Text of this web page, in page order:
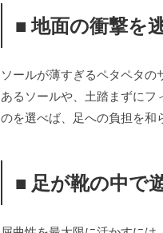
■ 地面の衝撃を
ソールが薄すぎるペタペタ
あるソールや、土踏まずにフ
のを選べば、足への負担を和
■ 足が靴の中で